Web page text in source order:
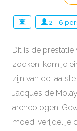
2 - 6
Dit is de prestatie
zoeken, kom je
zijn van de
Jacques de
archeologen.
moed, verijdel je